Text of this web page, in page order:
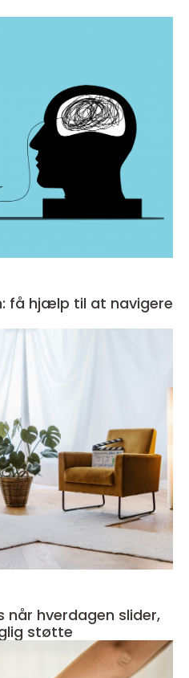
få hjælp til at navigere
støtte